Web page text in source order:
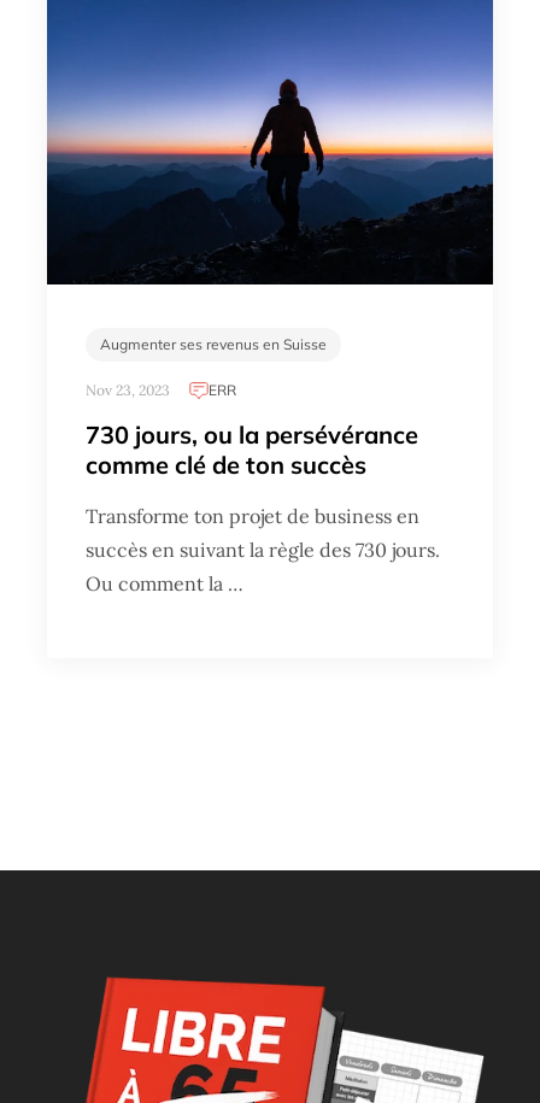
Augmenter ses revenus en Suisse
Nov 23, 2023 ERR
730 jours, ou la persévérance
comme clé de ton succès
Transforme ton projet de business en
succès en suivant la règle des 730 jours.
Ou comment la …